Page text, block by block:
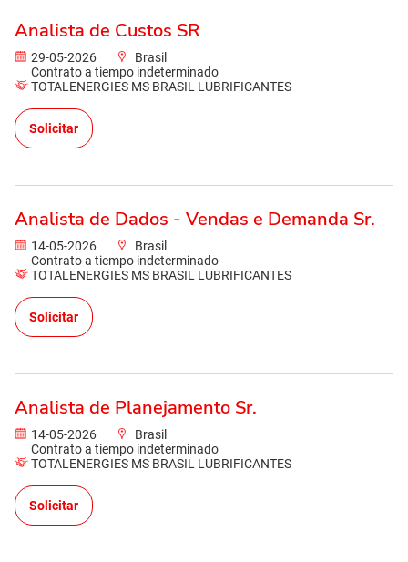
Analista de Custos SR
29-05-2026
Brasil
Contrato a tiempo indeterminado
TOTALENERGIES MS BRASIL LUBRIFICANTES
Solicitar
Analista de Dados - Vendas e Demanda Sr.
14-05-2026
Brasil
Contrato a tiempo indeterminado
TOTALENERGIES MS BRASIL LUBRIFICANTES
Solicitar
Analista de Planejamento Sr.
14-05-2026
Brasil
Contrato a tiempo indeterminado
TOTALENERGIES MS BRASIL LUBRIFICANTES
Solicitar